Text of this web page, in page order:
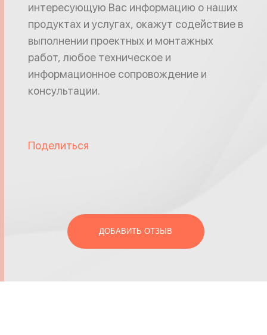
интересующую Вас информацию о наших
продуктах и услугах, окажут содействие в
выполнении проектных и монтажных
работ, любое техническое и
информационное сопровождение и
консультации.
Поделиться
ДОБАВИТЬ ОТЗЫВ